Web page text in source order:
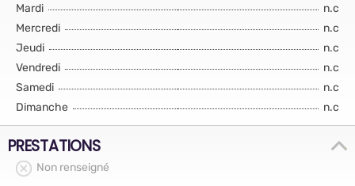
Mardi
n.c
Mercredi
n.c
Jeudi
n.c
Vendredi
n.c
Samedi
n.c
Dimanche
n.c
PRESTATIONS
Non renseigné